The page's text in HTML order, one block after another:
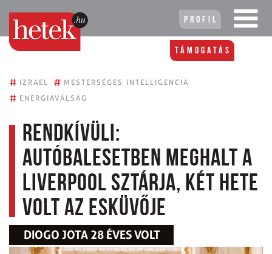
Profil
Támogatás
# IZRAEL # MESTERSÉGES INTELLIGENCIA
# ENERGIAVÁLSÁG
Rendkívüli:
autóbalesetben meghalt a
Liverpool sztárja, két hete
volt az esküvője
DIOGO JOTA 28 ÉVES VOLT